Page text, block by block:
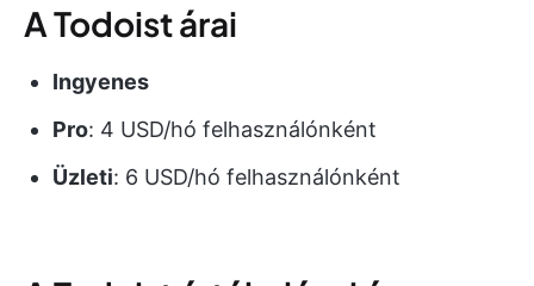
A Todoist árai
Ingyenes
Pro: 4 USD/hó felhasználónként
Üzleti: 6 USD/hó felhasználónként